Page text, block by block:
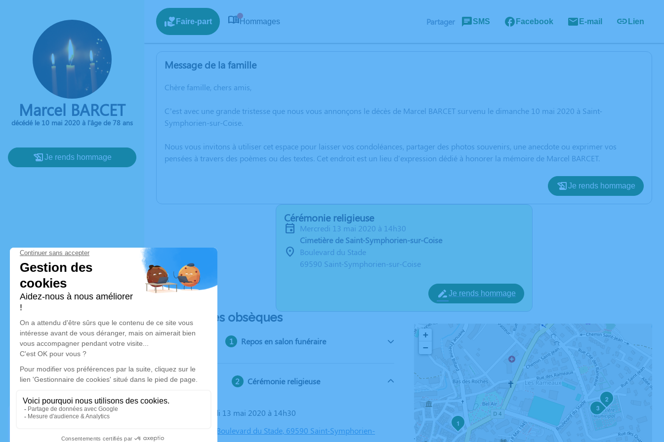
Marcel BARCET
décédé le 10 mai 2020 à l'âge de 78 ans
Je rends hommage
Faire-part Hommages Partager SMS Facebook E-mail Lien
Message de la famille
Chère famille, chers amis,
C’est avec une grande tristesse que nous vous annonçons le décès de Marcel BARCET survenu le dimanche 10 mai 2020 à Saint-
Symphorien-sur-Coise.
Nous vous invitons à utiliser cet espace pour laisser vos condoléances, partager des photos souvenirs, une anecdote ou exprimer vos
pensées à travers des poèmes ou des textes. Cet endroit est un lieu d'expression dédié à honorer la mémoire de Marcel BARCET.
Je rends hommage
Cérémonie religieuse
mercredi 13 mai 2020 à 14h30
Cimetière de Saint-Symphorien-sur-Coise
Boulevard du Stade
69590 Saint-Symphorien-sur-Coise
Je rends hommage
Déroulé des obsèques
Repos en salon funéraire
Cérémonie religieuse
Le mercredi 13 mai 2020 à 14h30
Cimetière, Boulevard du Stade, 69590 Saint-Symphorien-
1
2
3
+
−